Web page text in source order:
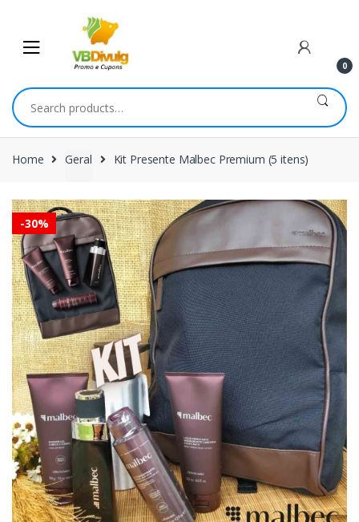
navigation
content
0
Search
for:
Home Geral Kit Presente Malbec Premium (5 itens)
-30%